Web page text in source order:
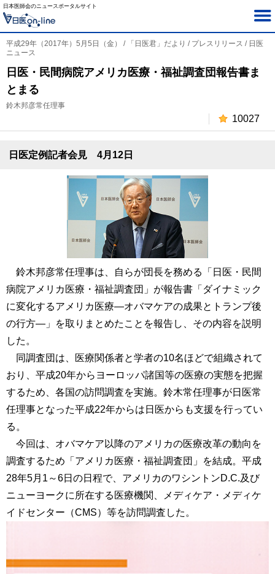
日本医師会のニュースポータルサイト
平成29年（2017年）5月5日（金） / 「日医君」だより / プレスリリース / 日医
ニュース
日医・民間病院アメリカ医療・福祉調査団報告書ま
とまる
鈴木邦彦常任理事
10027
日医定例記者会見 4月12日
鈴木邦彦常任理事は、自らが団長を務める「日医・民間
病院アメリカ医療・福祉調査団」が報告書「ダイナミック
に変化するアメリカ医療―オバマケアの成果とトランプ後
の行方―」を取りまとめたことを報告し、その内容を説明
した。
同調査団は、医療関係者と学者の10名ほどで組織されて
おり、平成20年からヨーロッパ諸国等の医療の実態を把握
するため、各国の訪問調査を実施。鈴木常任理事が日医常
任理事となった平成22年からは日医からも支援を行ってい
る。
今回は、オバマケア以降のアメリカの医療改革の動向を
調査するため「アメリカ医療・福祉調査団」を結成。平成
28年5月1～6日の日程で、アメリカのワシントンD.C.及び
ニューヨークに所在する医療機関、メディケア・メディケ
イドセンター（CMS）等を訪問調査した。